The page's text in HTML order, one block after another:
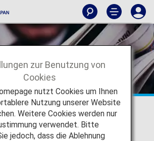
zur Benutzung von
Cookies
nutzt Cookies um Ihnen
Nutzung unserer Website
Weitere Cookies werden nur
verwendet. Bitte
jedoch, dass die Ablehnung